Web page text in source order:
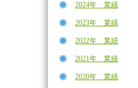
2024年 業績
2023年 業績
2022年 業績
2021年 業績
2020年 業績